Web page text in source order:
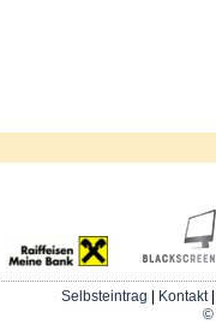
Selbsteintrag Kontakt
©